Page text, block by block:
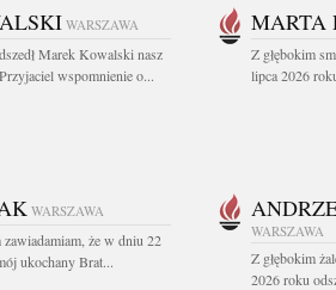
WARSZAWA
Marek Kowalski nasz
wspomnienie o...
MARTA
Z głębokim
lipca 2026
WARSZAWA
że w dniu 22
ukochany Brat...
WARSZAWA
Z głębokim
2026 roku